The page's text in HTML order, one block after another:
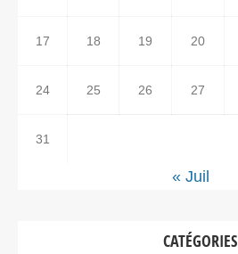
17 18 19 20
24 25 26 27
31
« Juil
CATÉGORIES